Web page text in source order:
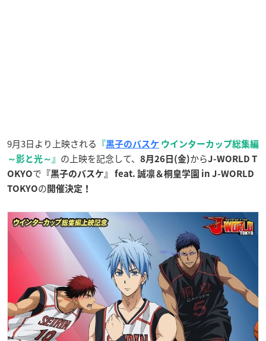
9月3日より上映される 『黒子のバスケ ウインターカップ総集編
～影と光～』 の上映を記念して、 8月26日(金)からJ-WORLD T
OKYOで 『黒子のバスケ』 feat. 誠凛＆桐皇学園 in J-WORLD
TOKYOの 開催決定！